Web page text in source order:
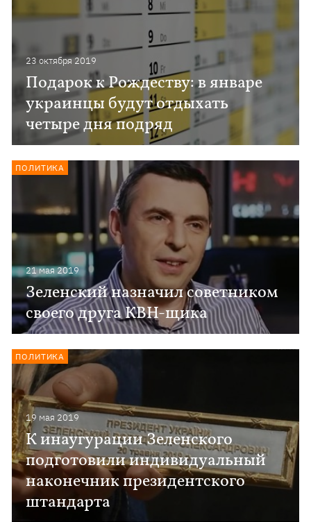
23 октября 2019
Подарок к Рождеству: в январе
украинцы будут отдыхать
четыре дня подряд
21 мая 2019
Зеленский назначил советником
своего друга КВН-щика
ПОЛИТИКА
19 мая 2019
К инаугурации Зеленского
подготовили индивидуальный
наконечник президентского
штандарта
ПОЛИТИКА